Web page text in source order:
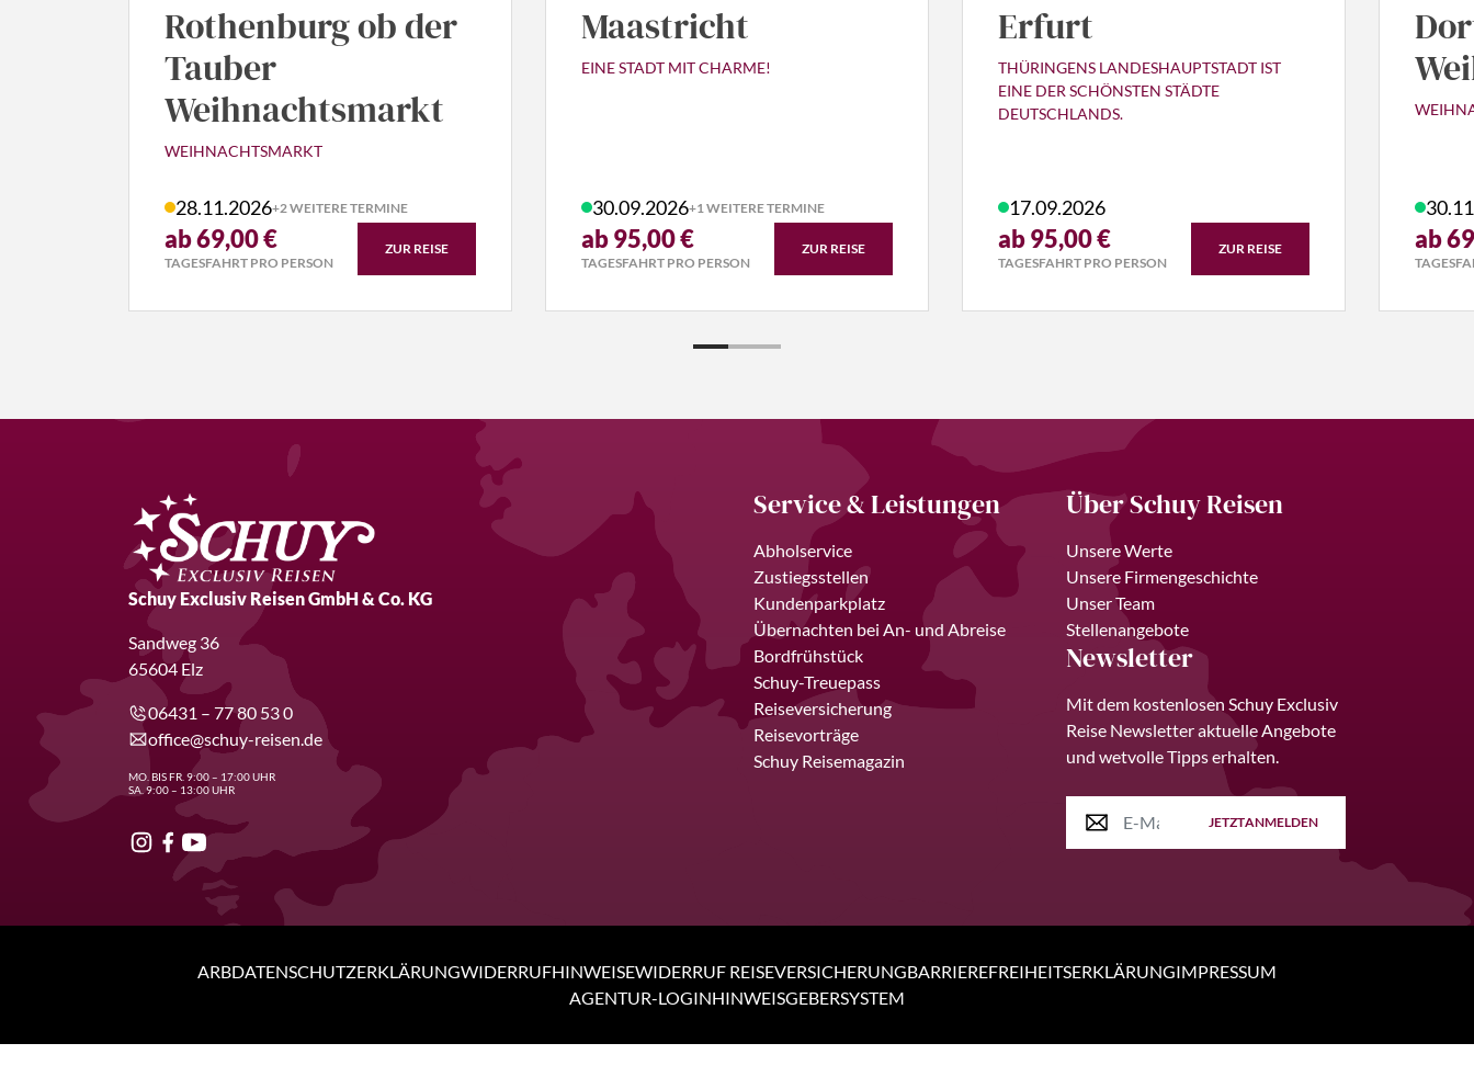
Rothenburg ob der
Tauber
Weihnachtsmarkt
WEIHNACHTSMARKT
28.11.2026+2 WEITERE TERMINE
ab 69,00 €
TAGESFAHRT PRO PERSON
ZUR REISE
Maastricht
EINE STADT MIT CHARME!
30.09.2026+1 WEITERE TERMINE
ab 95,00 €
TAGESFAHRT PRO PERSON
ZUR REISE
Erfurt
THÜRINGENS LANDESHAUPTSTADT IST
EINE DER SCHÖNSTEN STÄDTE
DEUTSCHLANDS.
17.09.2026
ab 95,00 €
TAGESFAHRT PRO PERSON
ZUR REISE ab
Schuy Exclusiv Reisen GmbH & Co. KG
Sandweg 36
65604 Elz
06431 – 77 80 53 0
office@schuy-reisen.de
MO. BIS FR. 9:00 – 17:00 UHR
SA. 9:00 – 13:00 UHR
Service & Leistungen
Abholservice
Zustiegsstellen
Kundenparkplatz
Übernachten bei An- und Abreise
Bordfrühstück
Schuy-Treuepass
Reiseversicherung
Reisevorträge
Schuy Reisemagazin
Über Schuy Reisen
Unsere Werte
Unsere Firmengeschichte
Unser Team
Stellenangebote
Newsletter
Mit dem kostenlosen Schuy Exclusiv
Reise Newsletter aktuelle Angebote
und wetvolle Tipps erhalten.
JETZTANMELDEN
ARBDATENSCHUTZERKLÄRUNGWIDERRUFHINWEISEWIDERRUF REISEVERSICHERUNGBARRIEREFREIHEITSERKLÄRUNGIMPRESSUM
AGENTUR-LOGINHINWEISGEBERSYSTEM